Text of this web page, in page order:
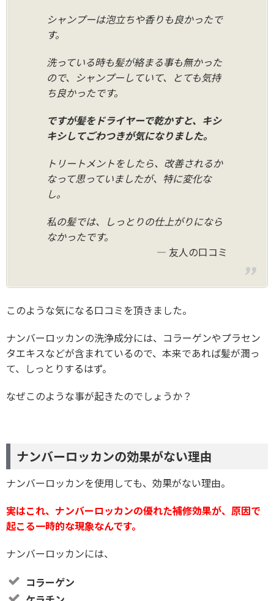
シャンプーは泡立ちや香りも良かったで
す。
洗っている時も髪が絡まる事も無かった
ので、シャンプーしていて、とても気持
ち良かったです。
ですが髪をドライヤーで乾かすと、キシ
キシしてごわつきが気になりました。
トリートメントをしたら、改善されるか
なって思っていましたが、特に変化な
し。
私の髪では、しっとりの仕上がりになら
なかったです。
友人の口コミ
このような気になる口コミを頂きました。
ナンバーロッカンの洗浄成分には、コラーゲンやプラセン
タエキスなどが含まれているので、本来であれば髪が潤っ
て、しっとりするはず。
なぜこのような事が起きたのでしょうか？
ナンバーロッカンの効果がない理由
ナンバーロッカンを使用しても、効果がない理由。
実はこれ、ナンバーロッカンの優れた補修効果が、原因で
起こる一時的な現象なんです。
ナンバーロッカンには、
コラーゲン